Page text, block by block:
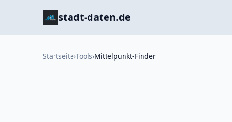
stadt-daten.de
Startseite›Tools›Mittelpunkt-Finder